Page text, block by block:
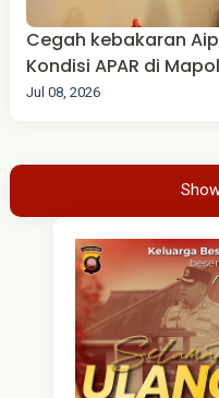
Cegah kebakaran
Kondisi APAR di
Jul 08, 2026